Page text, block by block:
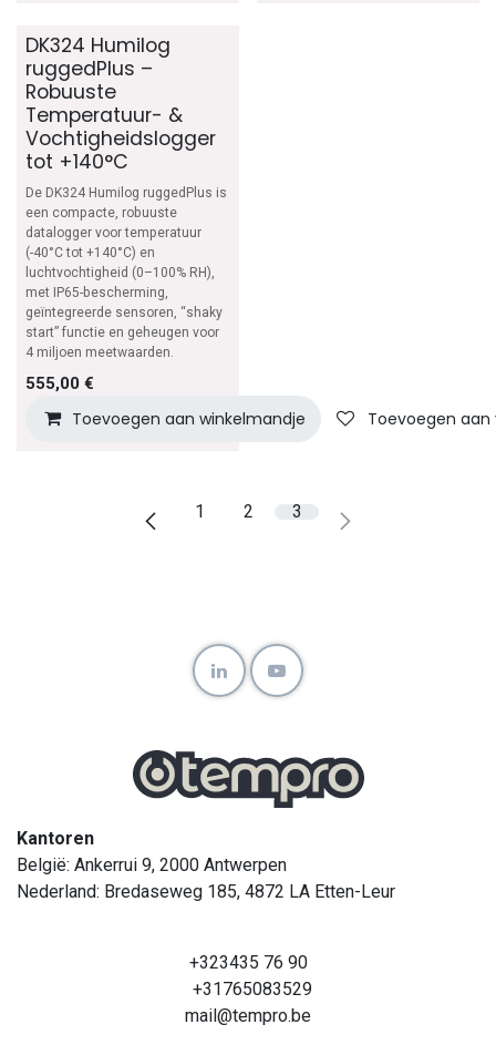
DK324 Humilog
ruggedPlus –
Robuuste
Temperatuur- &
Vochtigheidslogger
tot +140°C
De DK324 Humilog ruggedPlus is
een compacte, robuuste
datalogger voor temperatuur
(-40°C tot +140°C) en
luchtvochtigheid (0–100% RH),
met IP65-bescherming,
geïntegreerde sensoren, “shaky
start” functie en geheugen voor
4 miljoen meetwaarden.
555,00 €
Toevoegen aan winkelmandje Toevoegen aan
1 2 3
Kantoren
België: Ankerrui 9, 2000 Antwerpen
Nederland: Bredaseweg 185, 4872 LA Etten-Leur
+323435 76 90
+31765083529
mail@tempro.be